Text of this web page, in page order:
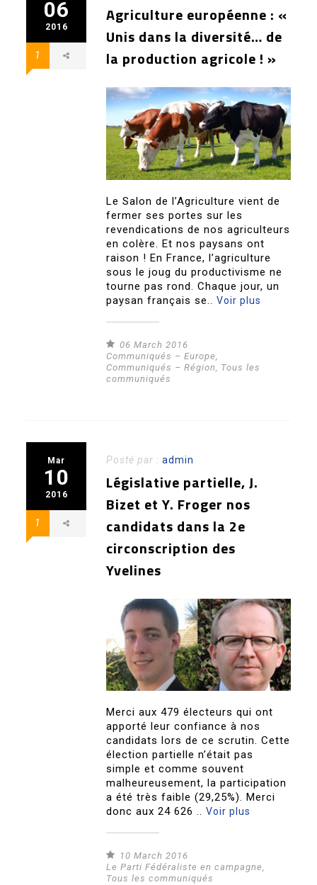
06
2016
1
Agriculture européenne : «
Unis dans la diversité… de
la production agricole ! »
Le Salon de l’Agriculture vient de
fermer ses portes sur les
revendications de nos agriculteurs
en colère. Et nos paysans ont
raison ! En France, l’agriculture
sous le joug du productivisme ne
tourne pas rond. Chaque jour, un
paysan français se..Voir plus
06 March 2016
Communiqués – Europe
Communiqués – Région
Tous les
communiqués
Mar
10
2016
1
Posté par :admin
Législative partielle, J.
Bizet et Y. Froger nos
candidats dans la 2e
circonscription des
Yvelines
Merci aux 479 électeurs qui ont
apporté leur confiance à nos
candidats lors de ce scrutin. Cette
élection partielle n’était pas
simple et comme souvent
malheureusement, la participation
a été très faible (29,25%). Merci
donc aux 24 626 ..Voir plus
10 March 2016
Le Parti Fédéraliste en campagne,
Tous les communiqués